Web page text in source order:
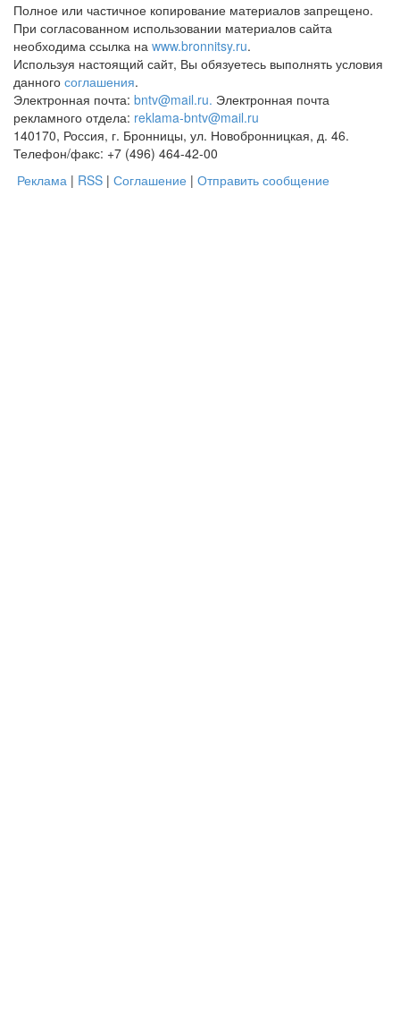
Полное или частичное копирование материалов запрещено.
При согласованном использовании материалов сайта
необходима ссылка на www.bronnitsy.ru.
Используя настоящий сайт, Вы обязуетесь выполнять условия
данного соглашения.
Электронная почта: bntv@mail.ru. Электронная почта
рекламного отдела: reklama-bntv@mail.ru
140170, Россия, г. Бронницы, ул. Новобронницкая, д. 46.
Телефон/факс: +7 (496) 464-42-00
Реклама | RSS | Соглашение | Отправить сообщение